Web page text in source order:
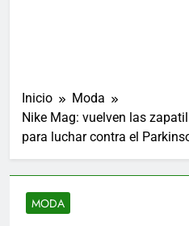
Inicio
Moda
Nike Mag: vuelven las
para luchar contra el
MODA